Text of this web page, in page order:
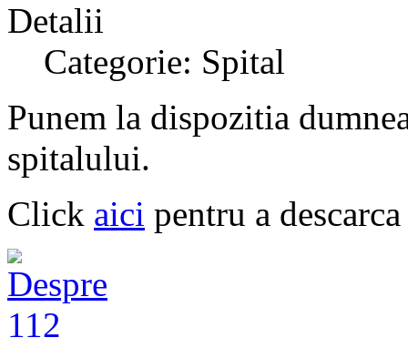
Detalii
Categorie: Spital
Punem la dispozitia
spitalului.
Click aici pentru a